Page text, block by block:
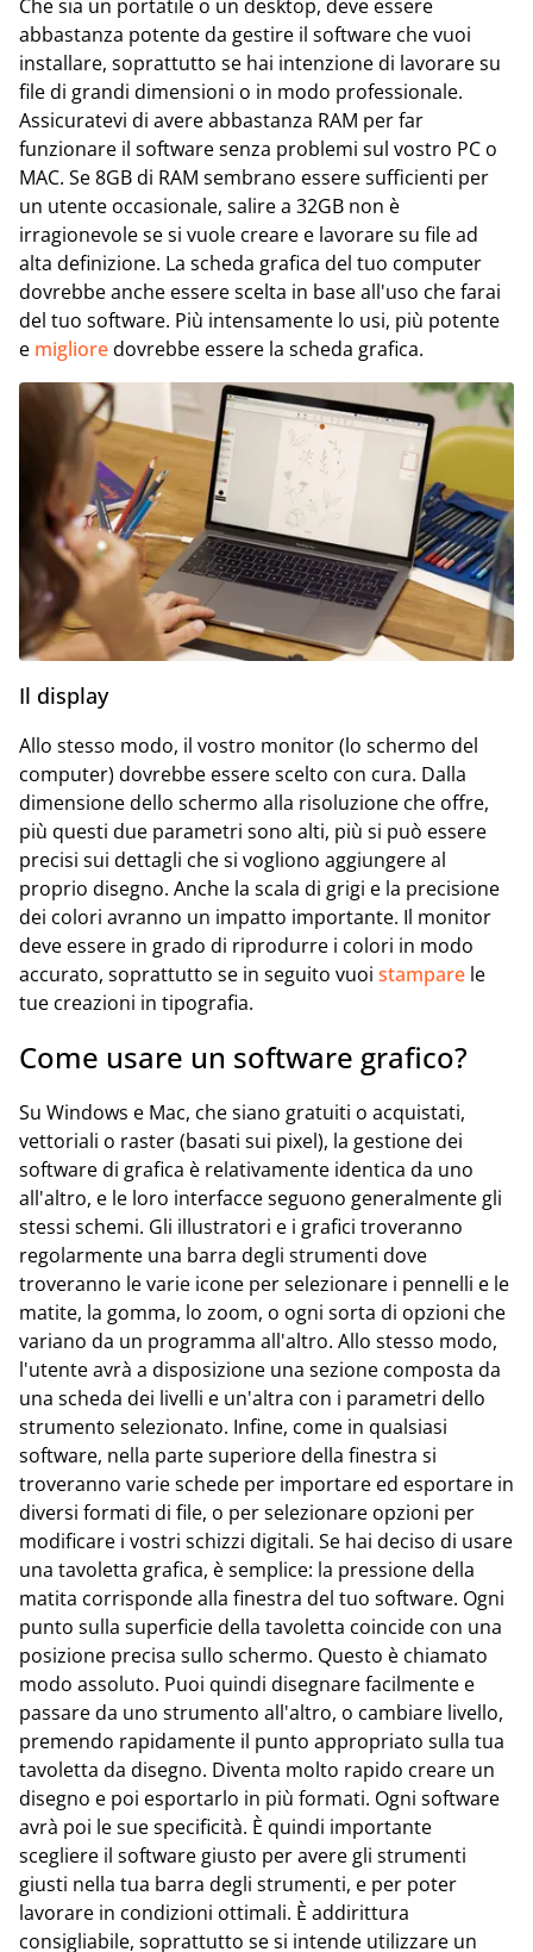
Che sia un portatile o un desktop, deve essere
abbastanza potente da gestire il software che vuoi
installare, soprattutto se hai intenzione di lavorare su
file di grandi dimensioni o in modo professionale.
Assicuratevi di avere abbastanza RAM per far
funzionare il software senza problemi sul vostro PC o
MAC. Se 8GB di RAM sembrano essere sufficienti per
un utente occasionale, salire a 32GB non è
irragionevole se si vuole creare e lavorare su file ad
alta definizione. La scheda grafica del tuo computer
dovrebbe anche essere scelta in base all'uso che farai
del tuo software. Più intensamente lo usi, più potente
e miglioredovrebbe essere la scheda grafica.
Il display
Allo stesso modo, il vostro monitor (lo schermo del
computer) dovrebbe essere scelto con cura. Dalla
dimensione dello schermo alla risoluzione che offre,
più questi due parametri sono alti, più si può essere
precisi sui dettagli che si vogliono aggiungere al
proprio disegno. Anche la scala di grigi e la precisione
dei colori avranno un impatto importante. Il monitor
deve essere in grado di riprodurre i colori in modo
accurato, soprattutto se in seguito vuoi stampare le
tue creazioni in tipografia.
Come usare un software grafico?
Su Windows e Mac, che siano gratuiti o acquistati,
vettoriali o raster (basati sui pixel), la gestione dei
software di grafica è relativamente identica da uno
all'altro, e le loro interfacce seguono generalmente gli
stessi schemi. Gli illustratori e i grafici troveranno
regolarmente una barra degli strumenti dove
troveranno le varie icone per selezionare i pennelli e le
matite, la gomma, lo zoom, o ogni sorta di opzioni che
variano da un programma all'altro. Allo stesso modo,
l'utente avrà a disposizione una sezione composta da
una scheda dei livelli e un'altra con i parametri dello
strumento selezionato. Infine, come in qualsiasi
software, nella parte superiore della finestra si
troveranno varie schede per importare ed esportare in
diversi formati di file, o per selezionare opzioni per
modificare i vostri schizzi digitali. Se hai deciso di usare
una tavoletta grafica, è semplice: la pressione della
matita corrisponde alla finestra del tuo software. Ogni
punto sulla superficie della tavoletta coincide con una
posizione precisa sullo schermo. Questo è chiamato
modo assoluto. Puoi quindi disegnare facilmente e
passare da uno strumento all'altro, o cambiare livello,
premendo rapidamente il punto appropriato sulla tua
tavoletta da disegno. Diventa molto rapido creare un
disegno e poi esportarlo in più formati. Ogni software
avrà poi le sue specificità. È quindi importante
scegliere il software giusto per avere gli strumenti
giusti nella tua barra degli strumenti, e per poter
lavorare in condizioni ottimali. È addirittura
consigliabile, soprattutto se si intende utilizzare un